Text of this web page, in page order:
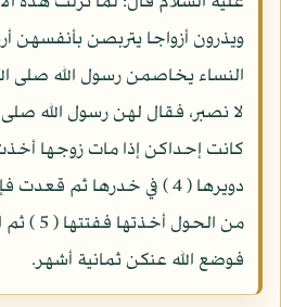
ويذرون أزواجا يتربصن بأنفسهن
النساء يخاصمن رسول الله صلى
لا نصبر، فقال لهن رسول الله صلى
كانت إحداكن إذا مات زوجها
دويرها ( 4 ) في خدرها ثم
من
فوضع الله عنكن ثمانية أشهر.